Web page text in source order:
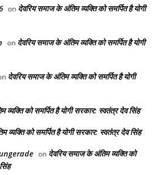
on देवरिय समाज के अंतिम व्यक्ति को समर्पित है योगी
on देवरिय समाज के अंतिम व्यक्ति को समर्पित है योगी
देवरिय समाज के अंतिम व्यक्ति को समर्पित है योगी
व्यक्ति को समर्पित है योगी सरकार: स्वतंत्र देव सिंह
व्यक्ति को समर्पित है योगी सरकार: स्वतंत्र देव सिंह
on देवरिय समाज के अंतिम व्यक्ति को